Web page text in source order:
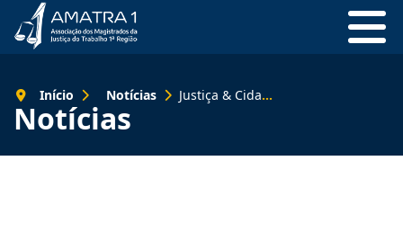
Notícias
Início Notícias Justiça & Cidadania: Ronaldo Callado analisa os rumos da escala 6x1